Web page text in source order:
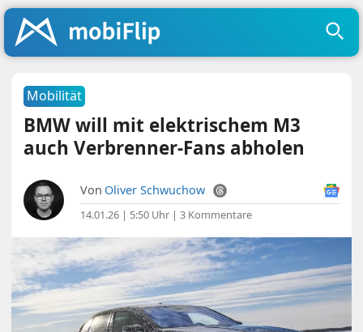
Mobilität
BMW will mit elektrischem M3
auch Verbrenner-Fans abholen
Von Oliver Schwuchow
14.01.26 | 5:50 Uhr |3 Kommentare